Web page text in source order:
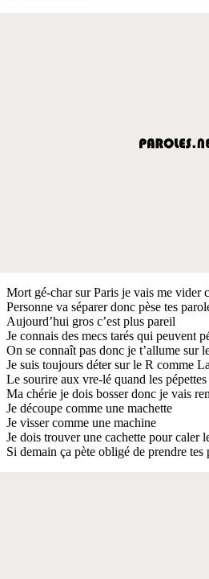
Mort gé-char sur Paris je vais me vider
Personne va séparer donc pèse tes
Aujourd’hui gros c’est plus pareil
Je connais des mecs tarés qui peuvent
On se connaît pas donc je t’allume sur
Je suis toujours déter sur le R comme
Le sourire aux vre-lé quand les
Ma chérie je dois bosser donc je vais
Je découpe comme une machette
Je visser comme une machine
Je dois trouver une cachette pour caler
Si demain ça pète obligé de prendre tes